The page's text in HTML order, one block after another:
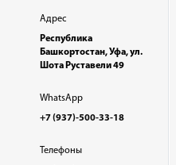
Адрес
Республика
Башкортостан, Уфа, ул.
Шота Руставели 49
WhatsApp
+7 (937)-500-33-18
Телефоны